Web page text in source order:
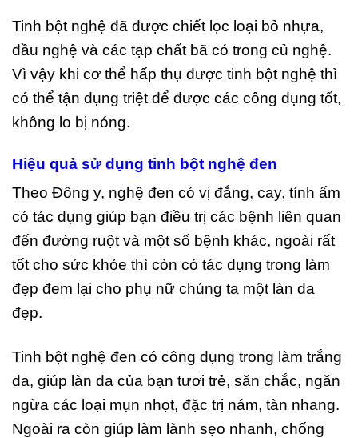
Tinh bột nghệ đã được chiết lọc loại bỏ nhựa,
đầu nghệ và các tạp chất bã có trong củ nghệ.
Vì vậy khi cơ thể hấp thụ được tinh bột nghệ thì
có thể tận dụng triệt để được các công dụng tốt,
không lo bị nóng.
Hiệu quả sử dụng tinh bột nghệ đen
Theo Đông y, nghệ đen có vị đắng, cay, tính ấm
có tác dụng giúp bạn điều trị các bệnh liên quan
đến đường ruột và một số bệnh khác, ngoài rất
tốt cho sức khỏe thì còn có tác dụng trong làm
đẹp đem lại cho phụ nữ chúng ta một làn da
đẹp.
Tinh bột nghệ đen có công dụng trong làm trắng
da, giúp làn da của bạn tươi trẻ, săn chắc, ngăn
ngừa các loại mụn nhọt, đặc trị nám, tàn nhang.
Ngoài ra còn giúp làm lành sẹo nhanh, chống